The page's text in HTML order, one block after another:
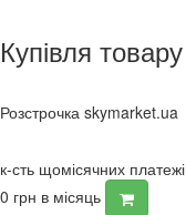
Купівля
Розстрочка skymarket.ua
к-сть щомісячних
0 грн в місяць